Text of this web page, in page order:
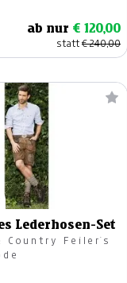
ab nur € 120,00
statt€ 240,00
Lederhosen-Set
Country Feiler`s